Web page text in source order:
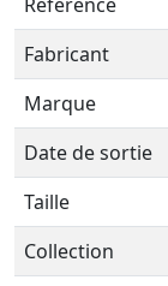
Fabricant
Marque
Date de sortie
Taille
Collection